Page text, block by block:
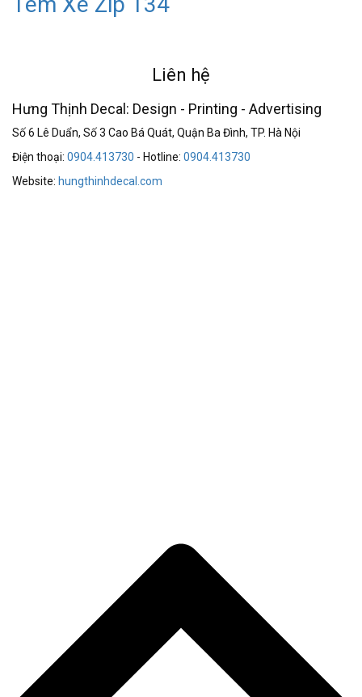
Liên hệ
Hưng Thịnh Decal: Design - Printing - Advertising
Số 6 Lê Duẩn, Số 3 Cao Bá Quát, Quận Ba Đình, TP. Hà Nội
Điện thoại: 0904.413730 - Hotline: 0904.413730
Website: hungthinhdecal.com